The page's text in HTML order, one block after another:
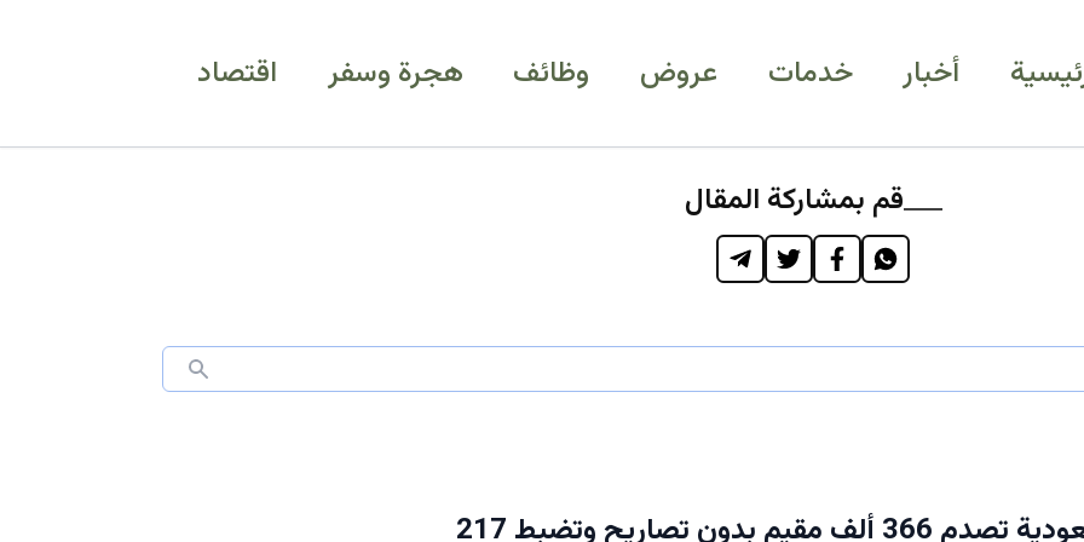
أخبار خدمات عروض وظائف هجرة وسفر اقتصاد
قم بمشاركة المقال
عاجل: السعودية تصدم 366 ألف مقيم بدون تصاريح وتضبط 217